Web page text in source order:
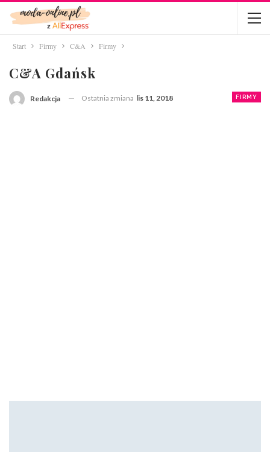
Start Firmy C&A Firmy
C&A Gdańsk
FIRMY
Redakcja Ostatnia zmiana lis 11, 2018